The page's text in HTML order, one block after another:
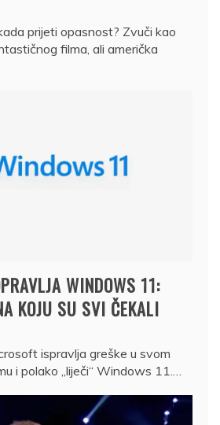
prijeti opasnost? Zvuči kao
filma, ali američka
WINDOWS 11:
KOJU SU SVI ČEKALI
ispravlja greške u svom
i polako „liječi“ Windows 11.…